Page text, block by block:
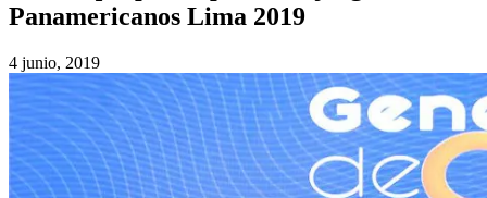
Panamericanos Lima 2019
4 junio, 2019